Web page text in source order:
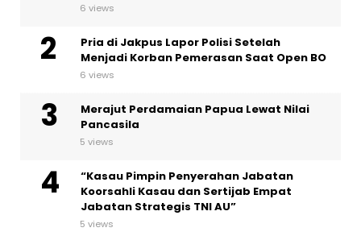
6 views
Pria di Jakpus Lapor Polisi Setelah
Menjadi Korban Pemerasan Saat Open BO
6 views
Merajut Perdamaian Papua Lewat Nilai
Pancasila
5 views
“Kasau Pimpin Penyerahan Jabatan
Koorsahli Kasau dan Sertijab Empat
Jabatan Strategis TNI AU”
5 views